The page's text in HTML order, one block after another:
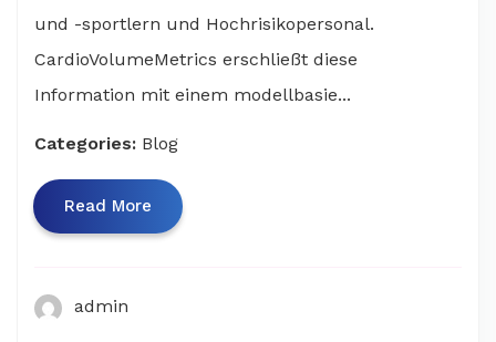
und -sportlern und Hochrisikopersonal.
CardioVolumeMetrics erschließt diese
Information mit einem modellbasie...
Categories: Blog
Read More
admin